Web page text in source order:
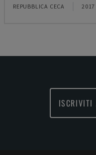
REPUBBLICA CECA 2017
ISCRIVITI